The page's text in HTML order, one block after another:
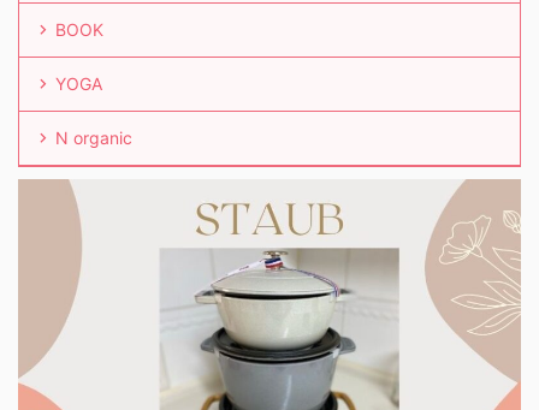
BOOK
YOGA
N organic